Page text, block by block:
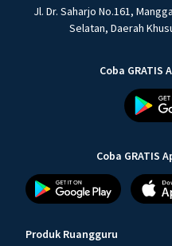
Jl. Dr. Saharjo No.161,
Selatan, Daerah
Coba GRATIS
Coba GRATIS
Produk Ruangguru